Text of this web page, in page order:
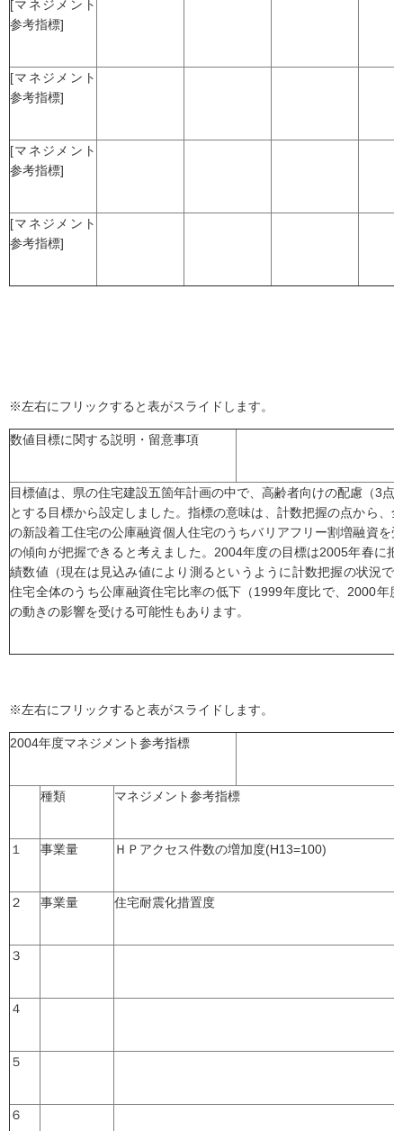
[マネジメント
参考指標]
[マネジメント
参考指標]
[マネジメント
参考指標]
[マネジメント
参考指標]
※左右にフリックすると表がスライドします。
数値目標に関する説明・留意事項
目標値は、県の住宅建設五箇年計画の中で、高齢者向けの配慮（3
とする目標から設定しました。指標の意味は、計数把握の点から、
の新設着工住宅の公庫融資個人住宅のうちバリアフリー割増融資を
の傾向が把握できると考えました。2004年度の目標は2005年春に
績数値（現在は見込み値により測るというように計数把握の状況
住宅全体のうち公庫融資住宅比率の低下（1999年度比で、2000年
の動きの影響を受ける可能性もあります。
※左右にフリックすると表がスライドします。
2004年度マネジメント参考指標
種類 マネジメント参考指標
１ 事業量 ＨＰアクセス件数の増加度(H13=100)
２ 事業量 住宅耐震化措置度
３
４
５
６